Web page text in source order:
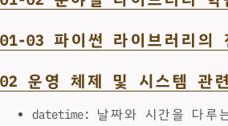
01-03 파이썬 라이브러리의
02 운영 체제 및 시스템 관련
datetime: 날짜와 시간을 다루